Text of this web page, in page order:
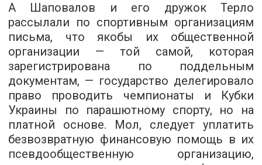
А Шаповалов и его дружок Терло
рассылали по спортивным организациям
письма, что якобы их общественной
организации — той самой, которая
зарегистрирована по поддельным
документам, — государство делегировало
право проводить чемпионаты и Кубки
Украины по парашютному спорту, но на
платной основе. Мол, следует уплатить
безвозвратную финансовую помощь в их
псевдообщественную организацию,